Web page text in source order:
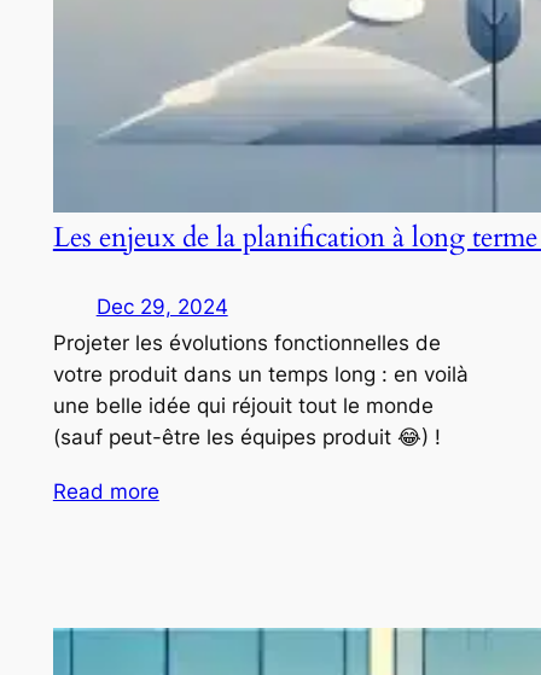
Les enjeux de la planification à long
Dec 29, 2024
Projeter les évolutions fonctionnelles de
votre produit dans un temps long : en voilà
une belle idée qui réjouit tout le monde
(sauf peut-être les équipes produit 😂) !
Read more